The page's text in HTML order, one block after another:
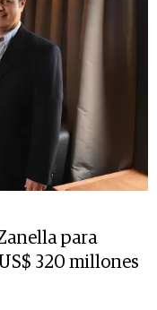
para
320 millones